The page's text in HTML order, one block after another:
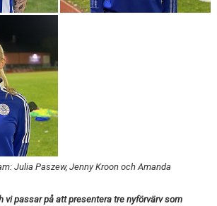
Julia Paszew, Jenny Kroon och Amanda
vi passar på att presentera tre nyförvärv som